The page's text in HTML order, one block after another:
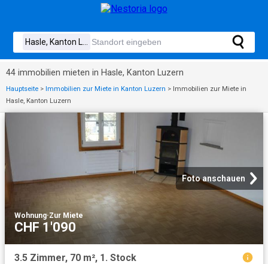
44 immobilien mieten in Hasle, Kanton Luzern
Hauptseite > Immobilien zur Miete in Kanton Luzern > Immobilien zur Miete in
Hasle, Kanton Luzern
Foto anschauen
Wohnung·Zur Miete
CHF 1'090
3.5 Zimmer, 70 m², 1. Stock